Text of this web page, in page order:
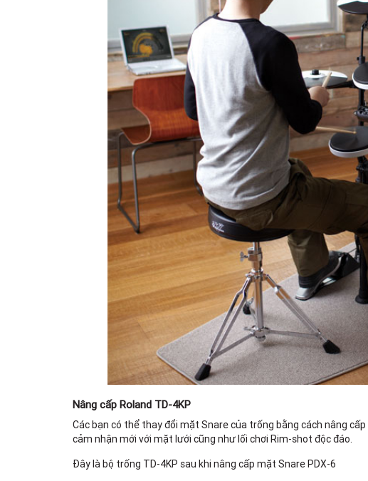
Nâng cấp Roland TD-4KP
Các bạn có thể thay đổi mặt Snare của trống bằng cách nâng
cảm nhận mới với mặt lưới cũng như lối chơi Rim-shot độc đáo.
Đây là bộ trống TD-4KP sau khi nâng cấp mặt Snare PDX-6